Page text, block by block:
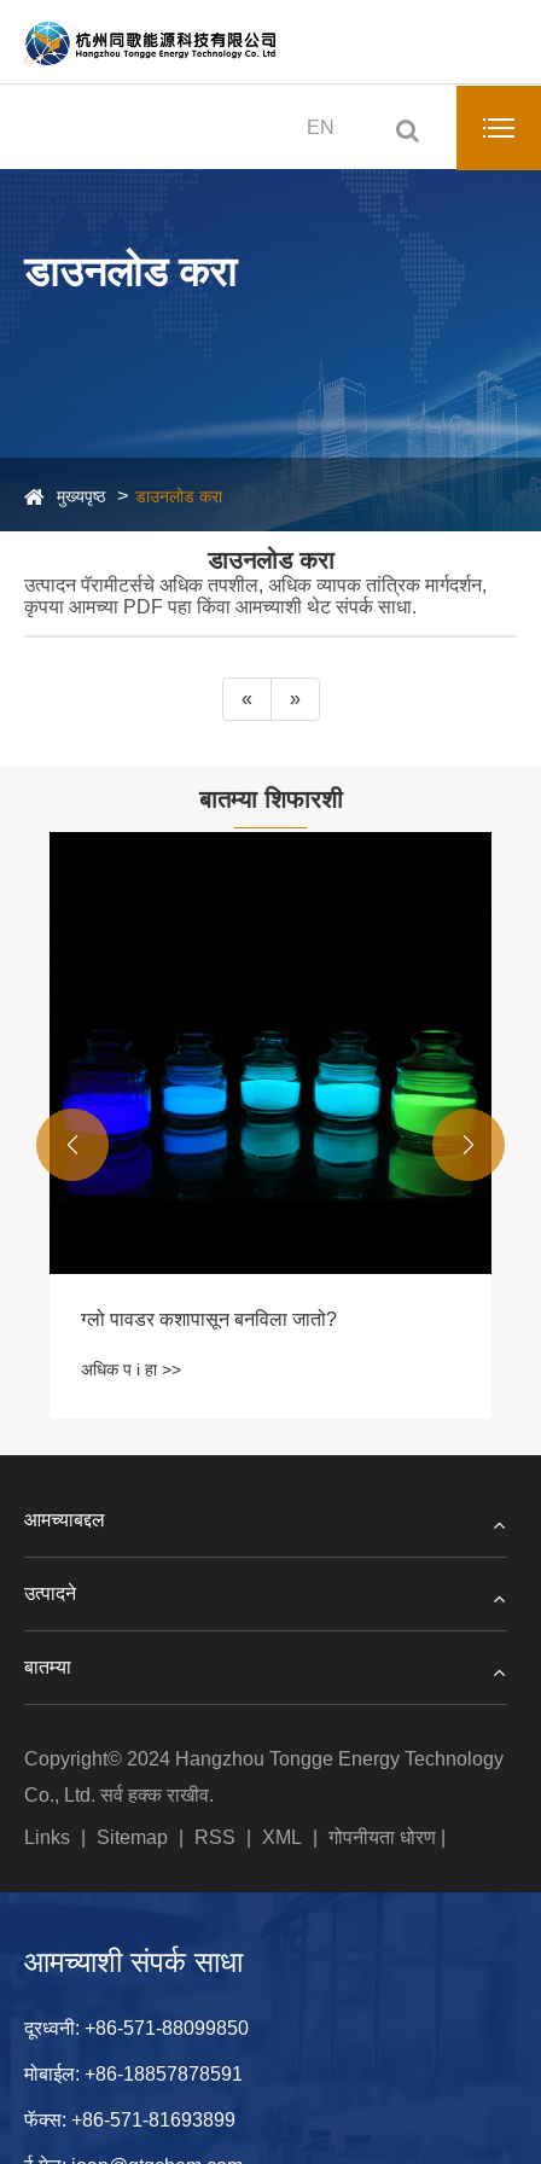
EN
डाउनलोड करा
मुख्यपृष्ठ डाउनलोड करा
डाउनलोड करा
उत्पादन पॅरामीटर्सचे अधिक तपशील, अधिक व्यापक तांत्रिक मार्गदर्शन,
कृपया आमच्या PDF पहा किंवा आमच्याशी थेट संपर्क साधा.
« »
बातम्या शिफारशी
 
आमच्याबद्दल
उत्पादने
बातम्या
Copyright© 2024 Hangzhou Tongge Energy Technology
Co., Ltd. सर्व हक्क राखीव.
Links Sitemap RSS XML गोपनीयता धोरण
आमच्याशी संपर्क साधा
दूरध्वनी: +86-571-88099850
मोबाईल: +86-18857878591
फॅक्स: +86-571-81693899